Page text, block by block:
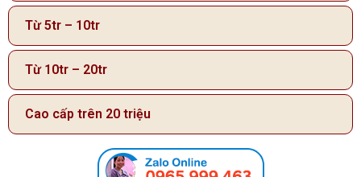
Từ 5tr – 10tr
Từ 10tr – 20tr
Cao cấp trên 20 triệu